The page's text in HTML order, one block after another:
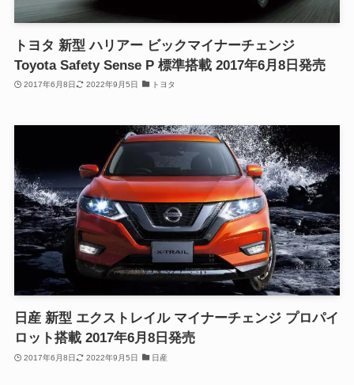
トヨタ 新型 ハリアー ビックマイナーチェンジ
Toyota Safety Sense P 標準搭載 2017年6月8日発売
2017年6月8日 2022年9月5日 トヨタ
日産 新型 エクストレイル マイナーチェンジ プロパイ
ロット搭載 2017年6月8日発売
2017年6月8日 2022年9月5日 日産